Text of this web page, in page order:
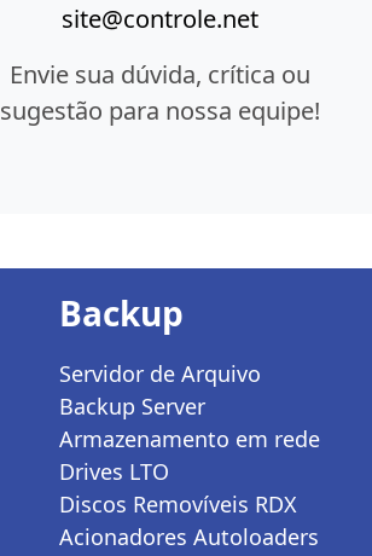
site@controle.net
Envie sua dúvida, crítica ou
sugestão para nossa equipe!
Backup
Servidor de Arquivo
Backup Server
Armazenamento em rede
Drives LTO
Discos Removíveis RDX
Acionadores Autoloaders